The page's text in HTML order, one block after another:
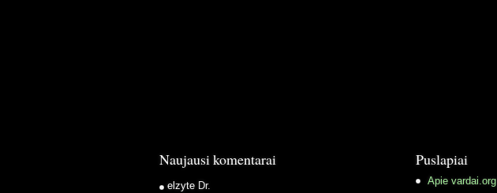
Naujausi komentarai
elzyte Dr.
Puslapiai
Apie vardai.org